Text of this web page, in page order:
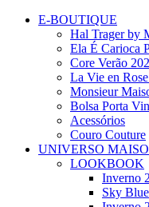
E-BOUTIQUE
Hal Trager by
Ela É Carioca
Core Verão
La Vie en
Monsieur
Bolsa Porta
Acessórios
Couro Couture
UNIVERSO
LOOKBOOK
Inverno
Sky Blue